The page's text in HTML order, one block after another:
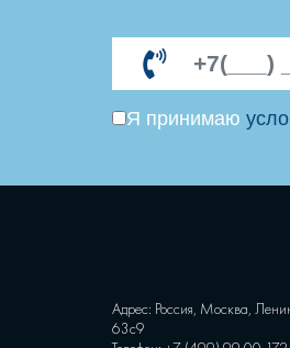
Я принимаю
Адрес: Россия, Москва,
63с9